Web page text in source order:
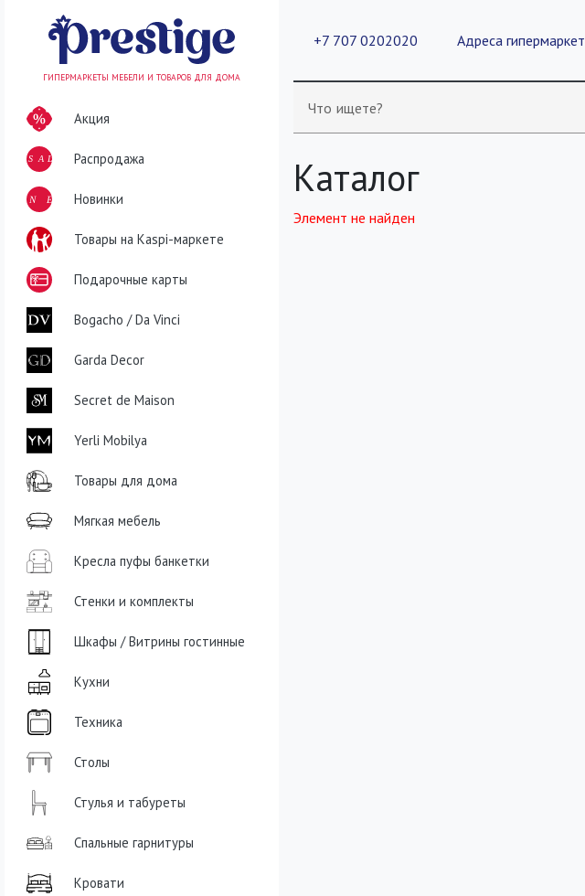
+7 707 0202020 Адреса
Что ищете?
ГИПЕРМАРКЕТЫ МЕБЕЛИ И ТОВАРОВ ДЛЯ ДОМА
Акция
SALE Распродажа
NEWНовинки
Товары на Kaspi-маркете
Подарочные карты
Bogacho / Da Vinci
Garda Decor
Secret de Maison
Yerli Mobilya
Товары для дома
Мягкая мебель
Кресла пуфы банкетки
Стенки и комплекты
Шкафы / Витрины гостинные
Кухни
Техника
Столы
Стулья и табуреты
Спальные гарнитуры
Кровати
Каталог
Элемент не найден